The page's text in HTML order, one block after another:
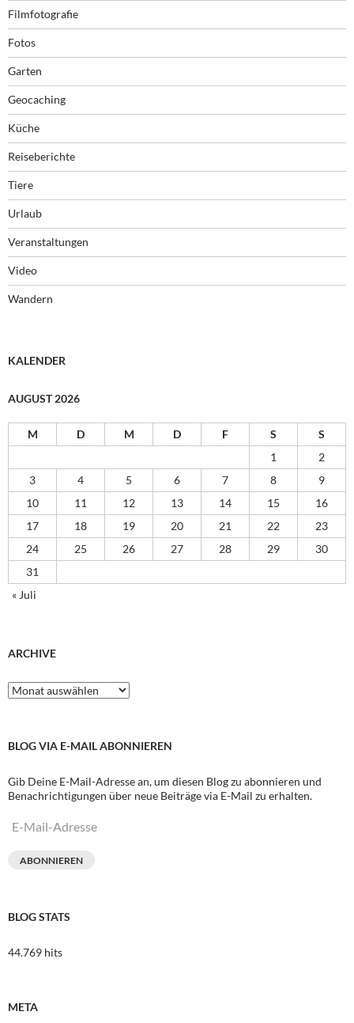
Filmfotografie
Fotos
Garten
Geocaching
Küche
Reiseberichte
Tiere
Urlaub
Veranstaltungen
Video
Wandern
KALENDER
AUGUST 2026
M D M D F S
S
1
2
3
4 5 6 7 8
9
10
11 12 13 14 15
16
17
18 19 20 21 22
23
24
25 26 27 28 29
30
31
« Juli
ARCHIVE
Archive
BLOG VIA E-MAIL ABONNIEREN
Gib Deine E-Mail-Adresse an, um diesen Blog zu abonnieren und
Benachrichtigungen über neue Beiträge via E-Mail zu erhalten.
E-
ABONNIEREN
BLOG STATS
44.769 hits
META